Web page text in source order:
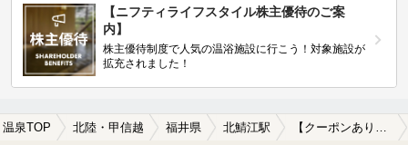
【ニフティライフスタイル株主優待のご案
内】
株主優待制度で人気の温浴施設に行こう！対象施設が
拡充されました！
温泉TOP 北陸・甲信越 福井県 北鯖江駅 【クーポンあり】カップルにおすすめの北鯖江駅近くの温泉、日帰り温泉、スーパー銭湯おすすめ